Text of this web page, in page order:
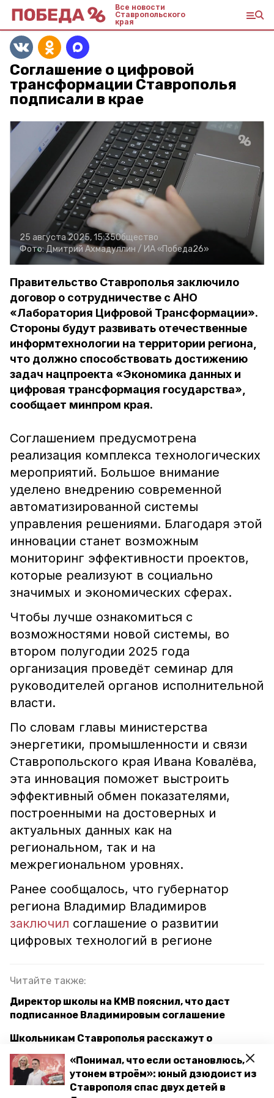
«Понимал, что если остановлюсь,
утонем втроём»: юный дзюдоист из
Ставрополя спас двух детей в
Все новости
Ставропольского
края
Соглашение о цифровой
трансформации Ставрополья
подписали в крае
25 августа 2025, 15:35Общество
Фото:Дмитрий Ахмадуллин / ИА «Победа26»
Правительство Ставрополья заключило
договор о сотрудничестве с АНО
«Лаборатория Цифровой Трансформации».
Стороны будут развивать отечественные
информтехнологии на территории региона,
что должно способствовать достижению
задач нацпроекта «Экономика данных и
цифровая трансформация государства»,
сообщает минпром края.
Соглашением предусмотрена
реализация комплекса технологических
мероприятий. Большое внимание
уделено внедрению современной
автоматизированной системы
управления решениями. Благодаря этой
инновации станет возможным
мониторинг эффективности проектов,
которые реализуют в социально
значимых и экономических сферах.
Чтобы лучше ознакомиться с
возможностями новой системы, во
втором полугодии 2025 года
организация проведёт семинар для
руководителей органов исполнительной
власти.
По словам главы министерства
энергетики, промышленности и связи
Ставропольского края Ивана Ковалёва,
эта инновация поможет выстроить
эффективный обмен показателями,
построенными на достоверных и
актуальных данных как на
региональном, так и на
межрегиональном уровнях.
Ранее сообщалось, что губернатор
региона Владимир Владимиров
заключил соглашение о развитии
цифровых технологий в регионе
Читайте также:
Директор школы на КМВ пояснил, что даст
подписанное Владимировым соглашение
Школьникам Ставрополья расскажут о
технологиях защиты в интернете
Глава Ставрополья поручил создать единый
информресурс для исполнительной власти